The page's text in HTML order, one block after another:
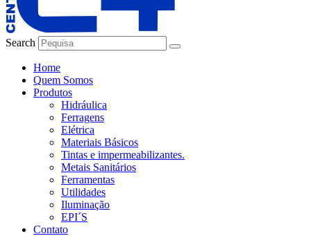
Search
Home
Quem Somos
Produtos
Hidráulica
Ferragens
Elétrica
Materiais Básicos
Tintas e impermeabilizantes.
Metais Sanitários
Ferramentas
Utilidades
Iluminação
EPI´S
Contato